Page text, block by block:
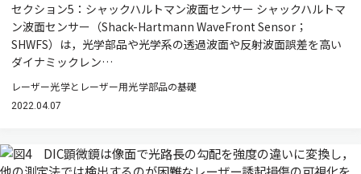
セクション5：シャックハルトマン波面センサー シャックハルトマ
ン波面センサー（Shack-Hartmann WaveFront Sensor；
SHWFS）は，光学部品や光学系の透過波面や反射波面誤差を高い
ダイナミックレン…
レーザー光学とレーザー用光学部品の基礎
2022.04.07